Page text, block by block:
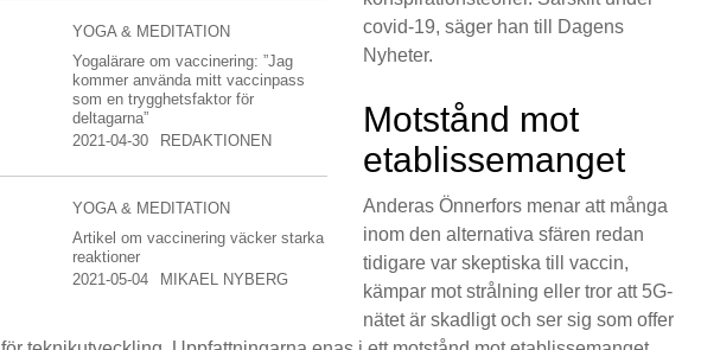
YOGA & MEDITATION
Yogalärare om vaccinering: ”Jag
kommer använda mitt vaccinpass
som en trygghetsfaktor för
deltagarna”
2021-04-30
REDAKTIONEN
YOGA & MEDITATION
Artikel om vaccinering väcker starka
reaktioner
2021-05-04
MIKAEL NYBERG
covid-19, säger han till Dagens
Nyheter.
Motstånd mot
etablissemanget
Anderas Önnerfors menar att många
inom den alternativa sfären redan
tidigare var skeptiska till vaccin,
kämpar mot strålning eller tror att 5G-
nätet är skadligt och ser sig som offer